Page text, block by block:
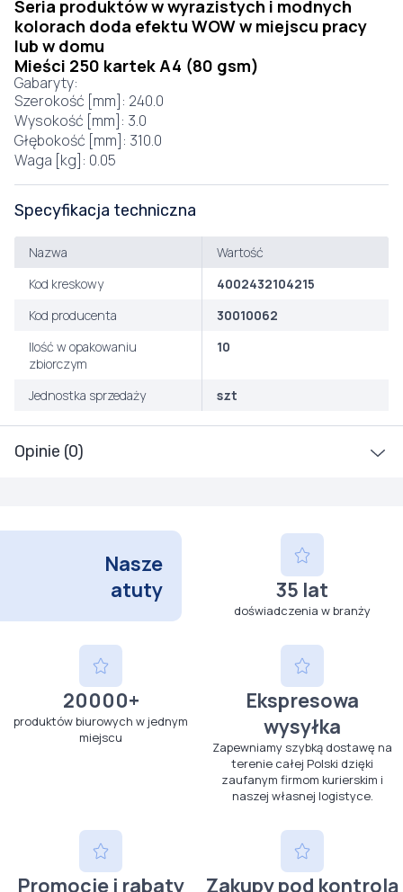
Opinie (0)
Seria produktów w wyrazistych i modnych
kolorach doda efektu WOW w miejscu pracy
lub w domu
Mieści 250 kartek A4 (80 gsm)
Gabaryty:
Szerokość [mm]: 240.0
Wysokość [mm]: 3.0
Głębokość [mm]: 310.0
Waga [kg]: 0.05
Specyfikacja techniczna
Nazwa
Wartość
Kod kreskowy
4002432104215
Kod producenta
30010062
Ilość w opakowaniu
zbiorczym
10
Jednostka sprzedaży szt
Nasze
atuty
35 lat
doświadczenia w branży
20000+
produktów biurowych w jednym
miejscu
Ekspresowa
wysyłka
Zapewniamy szybką dostawę na
terenie całej Polski dzięki
zaufanym firmom kurierskim i
naszej własnej logistyce.
Promocje i rabaty Zakupy pod kontrolą